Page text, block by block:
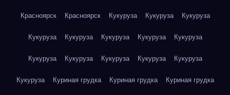
Красноярск Красноярск Кукуруза Кукуруза Кукуруза
Кукуруза Кукуруза Кукуруза Кукуруза Кукуруза
Кукуруза Кукуруза Кукуруза Кукуруза Кукуруза
Кукуруза Куриная грудка Куриная грудка Куриная грудка